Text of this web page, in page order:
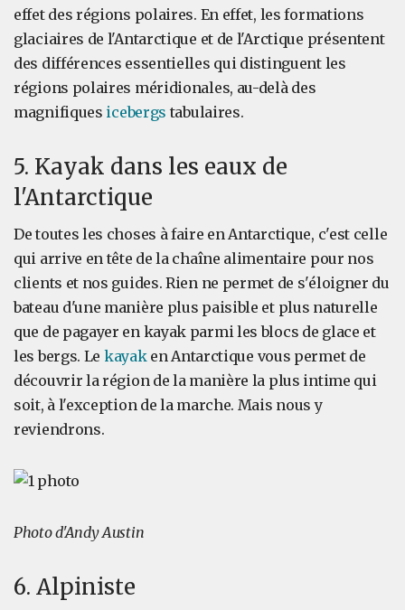
effet des régions polaires. En effet, les formations
glaciaires de l'Antarctique et de l'Arctique présentent
des différences essentielles qui distinguent les
régions polaires méridionales, au-delà des
magnifiques icebergs tabulaires.
5. Kayak dans les eaux de
l'Antarctique
De toutes les choses à faire en Antarctique, c'est celle
qui arrive en tête de la chaîne alimentaire pour nos
clients et nos guides. Rien ne permet de s'éloigner du
bateau d'une manière plus paisible et plus naturelle
que de pagayer en kayak parmi les blocs de glace et
les bergs. Le kayaken Antarctique vous permet de
découvrir la région de la manière la plus intime qui
soit, à l'exception de la marche. Mais nous y
reviendrons.
Photo d'Andy Austin
6. Alpiniste